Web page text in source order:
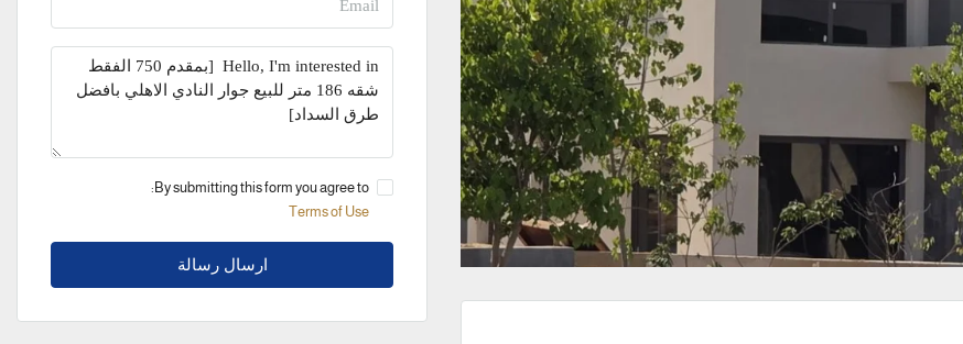
By submitting this form you agree to:
Terms of Use
ارسال رسالة